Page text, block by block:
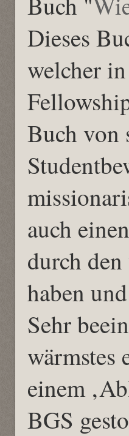
Dieses
welcher
Buch von
auch
durch
haben
Sehr
wärmstes
einem
BGS